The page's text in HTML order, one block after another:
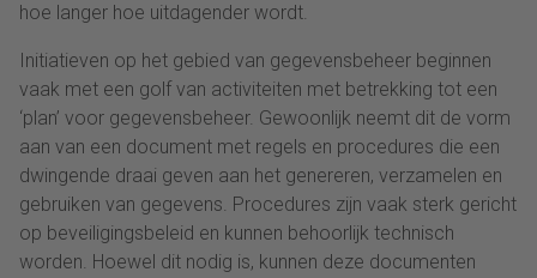
hoe langer hoe uitdagender wordt.
Initiatieven op het gebied van gegevensbeheer beginnen
vaak met een golf van activiteiten met betrekking tot een
‘plan’ voor gegevensbeheer. Gewoonlijk neemt dit de vorm
aan van een document met regels en procedures die een
dwingende draai geven aan het genereren, verzamelen en
gebruiken van gegevens. Procedures zijn vaak sterk gericht
op beveiligingsbeleid en kunnen behoorlijk technisch
worden. Hoewel dit nodig is, kunnen deze documenten